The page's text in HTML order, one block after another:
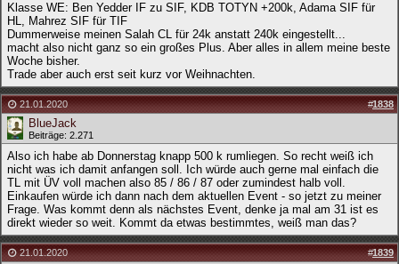
Klasse WE: Ben Yedder IF zu SIF, KDB TOTYN +200k, Adama SIF für
HL, Mahrez SIF für TIF
Dummerweise meinen Salah CL für 24k anstatt 240k eingestellt...
macht also nicht ganz so ein großes Plus. Aber alles in allem meine beste
Woche bisher.
Trade aber auch erst seit kurz vor Weihnachten.
21.01.2020 #1838
BlueJack
Beiträge: 2.271
Also ich habe ab Donnerstag knapp 500 k rumliegen. So recht weiß ich
nicht was ich damit anfangen soll. Ich würde auch gerne mal einfach die
TL mit ÜV voll machen also 85 / 86 / 87 oder zumindest halb voll.
Einkaufen würde ich dann nach dem aktuellen Event - so jetzt zu meiner
Frage. Was kommt denn als nächstes Event, denke ja mal am 31 ist es
direkt wieder so weit. Kommt da etwas bestimmtes, weiß man das?
21.01.2020 #1839